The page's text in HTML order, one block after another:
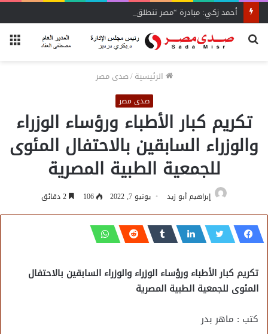
أحمد زكي: مبادرة “مصر تنطلق بالتصدير”
بحث
الرئيسية/صدى مصر
صدى مصر
تكريم كبار الأطباء ورؤساء الوزراء
والوزراء السابقين بالاحتفال المئوى
للجمعية الطبية المصرية
إبراهيم أبو زيد يونيو 7, 2022 106
تكريم كبار الأطباء ورؤساء الوزراء والوزراء السابقين بالاحتفال
المئوى للجمعية الطبية المصرية
كتب : ماهر بدر